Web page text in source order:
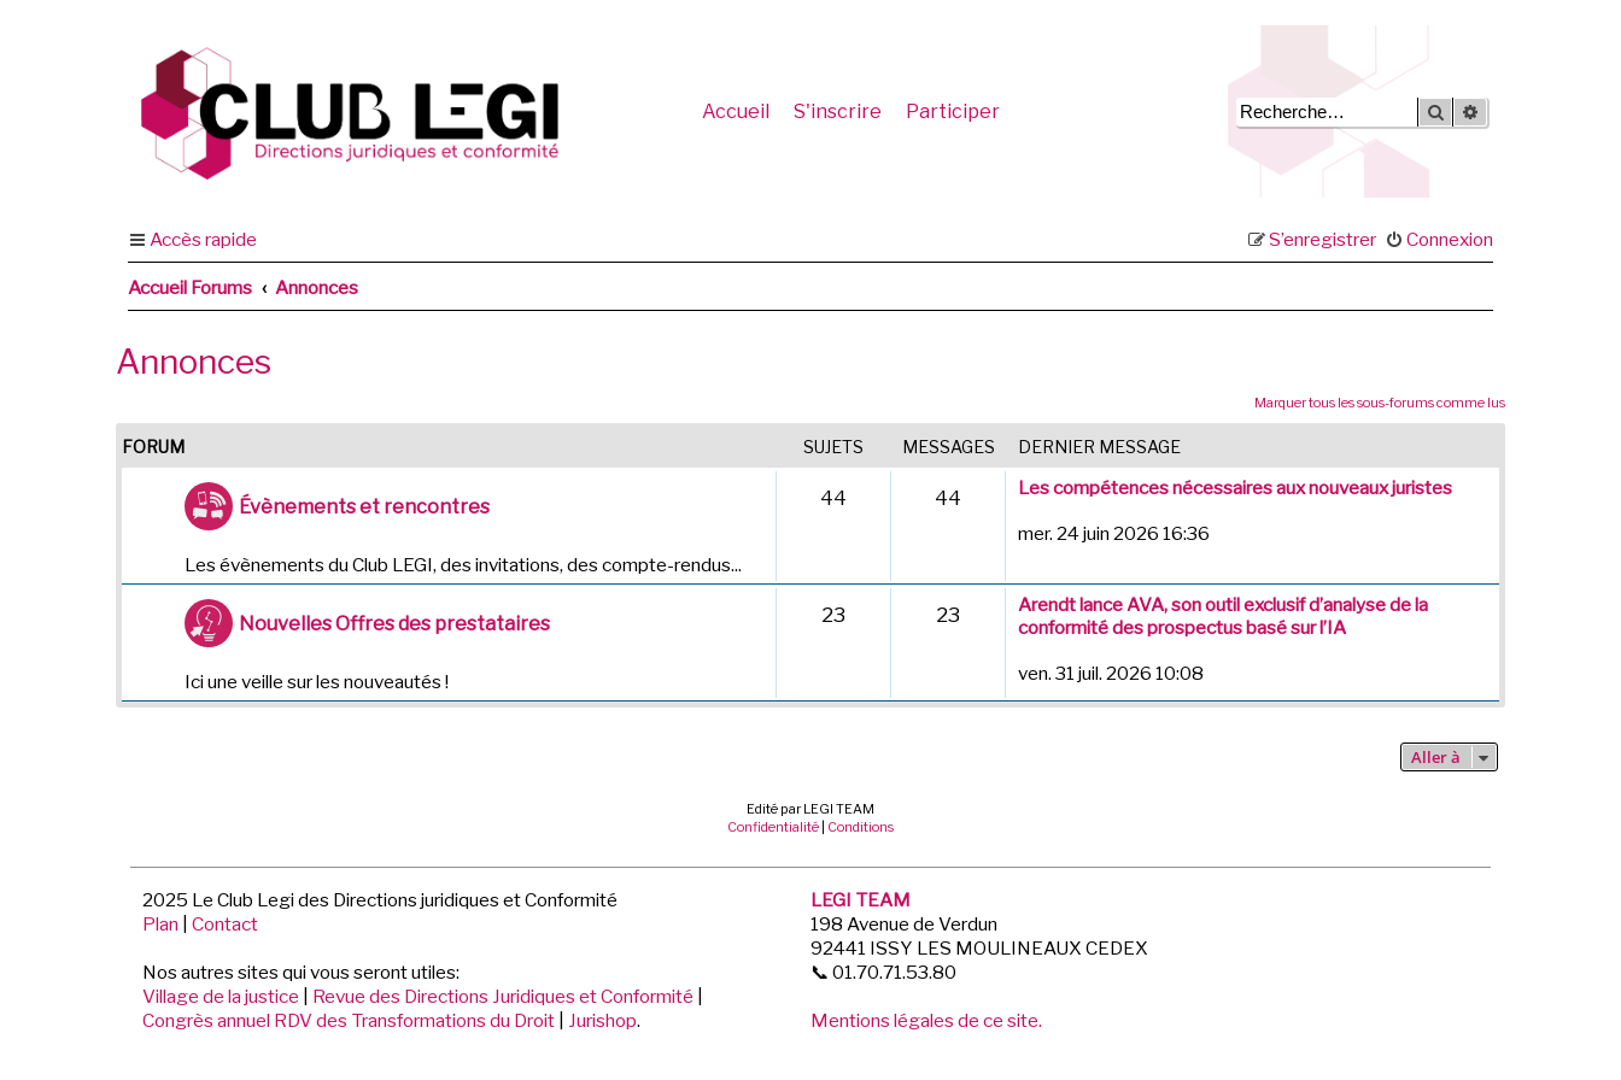
Accueil S'inscrire Participer Rechercher
Accès rapide Connexion
S’enregistrer
Accueil Forums Annonces
Annonces
Marquer tous les sous-forums comme lus
FORUM SUJETS MESSAGES DERNIER MESSAGE
Évènements et rencontres
Les évènements du Club LEGI, des invitations, des compte-rendus...
44 44
Les compétences nécessaires aux nouveaux juristes
mer. 24 juin 2026 16:36
Nouvelles Offres des prestataires
Ici une veille sur les nouveautés !
23 23
Arendt lance AVA, son outil exclusif d’analyse de la
conformité des prospectus basé sur l’IA
ven. 31 juil. 2026 10:08
Aller à
Edité par LEGI TEAM
Confidentialité Conditions
2025 Le Club Legi des Directions juridiques et Conformité
Plan
Contact
Nos autres sites qui vous seront utiles:
Village de la justice
Revue des Directions Juridiques et Conformité
Congrès annuel RDV des Transformations du Droit
Jurishop.
LEGI TEAM
198 Avenue de Verdun
92441 ISSY LES MOULINEAUX CEDEX
📞 01.70.71.53.80
Mentions légales de ce site.